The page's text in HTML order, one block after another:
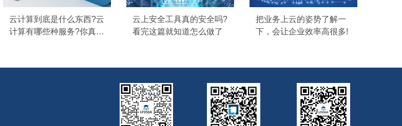
云计算到底是什么东西?云
计算有哪些种服务?你真的
云上安全工具真的安全吗?
看完这篇就知道怎么做了
把业务上云的姿势了解一
下，会让企业效率高很多!